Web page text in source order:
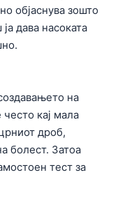
објаснува зошто
дава насоката
на
кај мала
дроб,
болест. Затоа
тест за